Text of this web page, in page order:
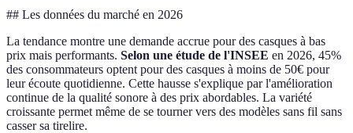
## Les données du marché en 2026
La tendance montre une demande accrue pour des casques à bas
prix mais performants. Selon une étude de l'INSEE en 2026, 45%
des consommateurs optent pour des casques à moins de 50€ pour
leur écoute quotidienne. Cette hausse s'explique par l'amélioration
continue de la qualité sonore à des prix abordables. La variété
croissante permet même de se tourner vers des modèles sans fil sans
casser sa tirelire.